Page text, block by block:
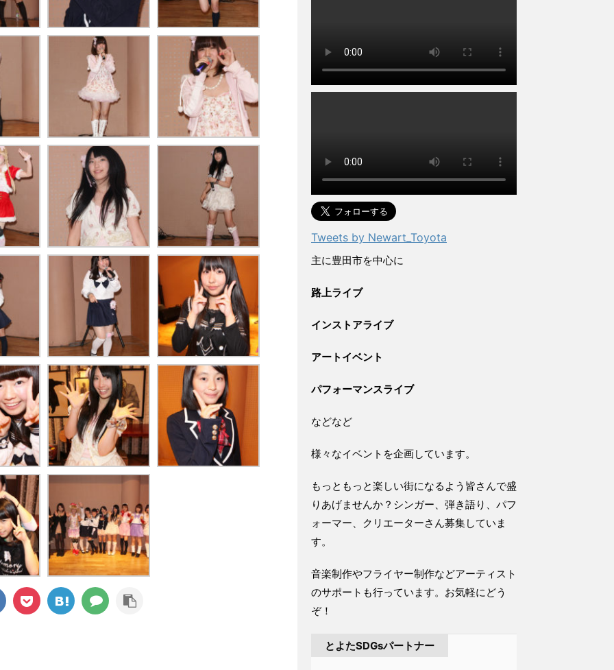
Tweets by Newart_Toyota
主に豊田市を中心に
路上ライブ
インストアライブ
アートイベント
パフォーマンスライブ
などなど
様々なイベントを企画しています。
もっともっと楽しい街になるよう皆さんで盛
りあげませんか？シンガー、弾き語り、パフ
ォーマー、クリエーターさん募集していま
す。
音楽制作やフライヤー制作などアーティスト
のサポートも行っています。お気軽にどう
ぞ！
とよたSDGsパートナー